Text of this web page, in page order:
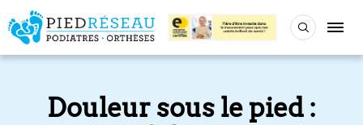
Douleur sous le pied :